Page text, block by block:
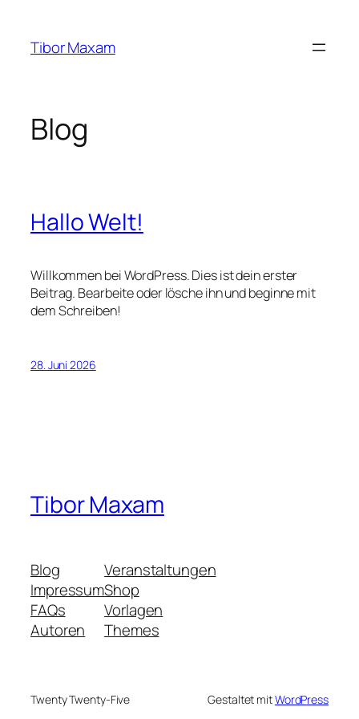
springen
Tibor Maxam
Blog
Hallo Welt!
Willkommen bei WordPress. Dies ist dein erster
Beitrag. Bearbeite oder lösche ihn und beginne mit
dem Schreiben!
28. Juni 2026
Tibor Maxam
Blog
Impressum
FAQs
Autoren
Veranstaltungen
Shop
Vorlagen
Themes
Twenty Twenty-Five Gestaltet mitWordPress